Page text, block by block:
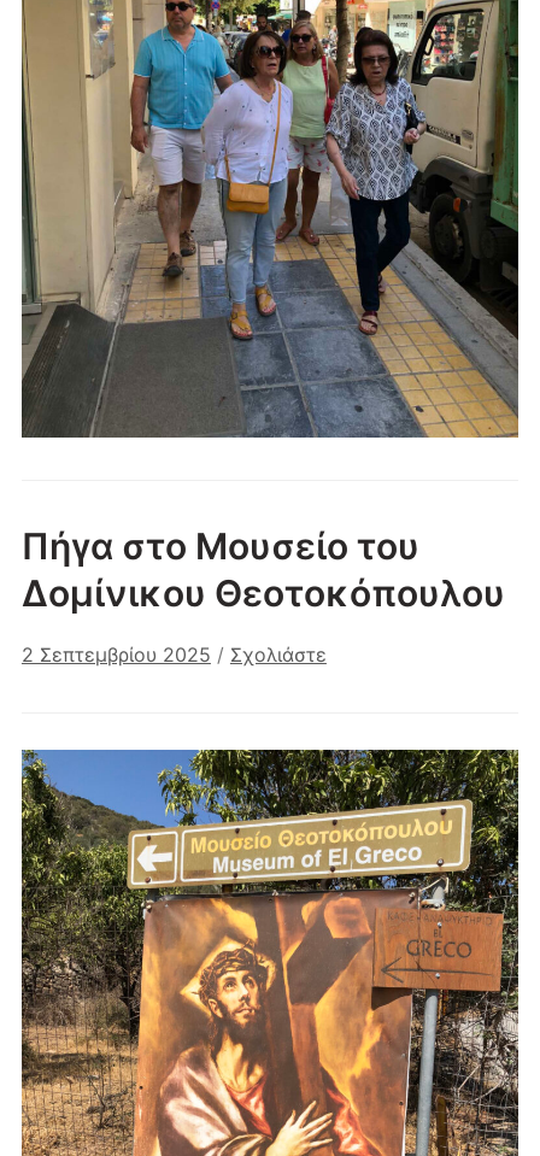
Πήγα στο Μουσείο του
Δομίνικου Θεοτοκόπουλου
2 Σεπτεμβρίου 2025 / Σχολιάστε